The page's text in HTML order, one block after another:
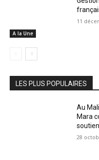
A la Une
11
LES PLUS POPULAIRES
Au
Mara
28